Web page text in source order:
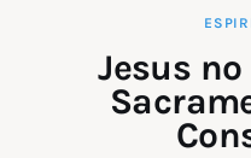
Instruções
Catolicismo
Jesus